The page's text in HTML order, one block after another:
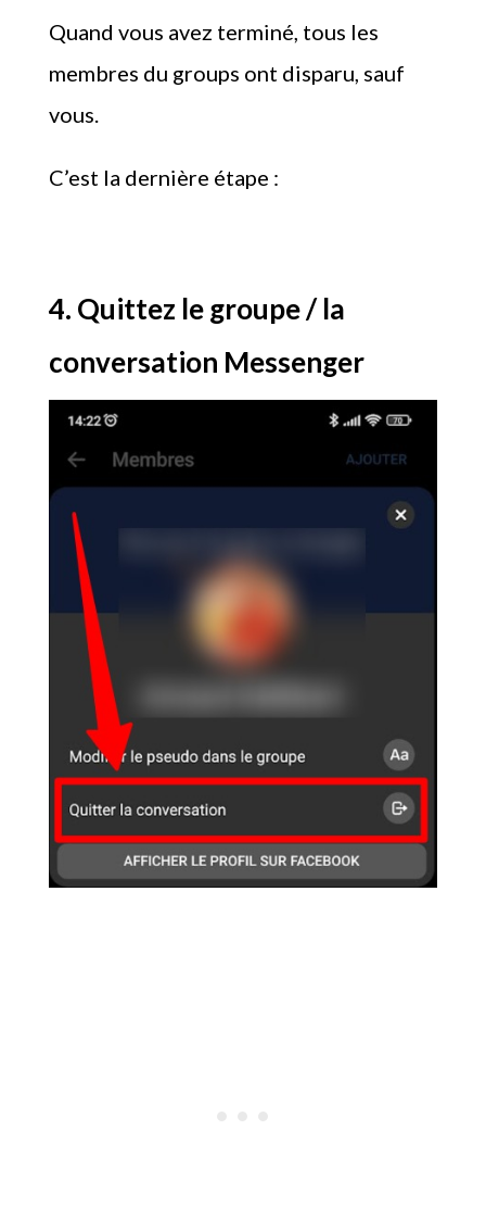
Quand vous avez terminé, tous les
membres du groups ont disparu, sauf
vous.
C’est la dernière étape :
4. Quittez le groupe / la
conversation Messenger